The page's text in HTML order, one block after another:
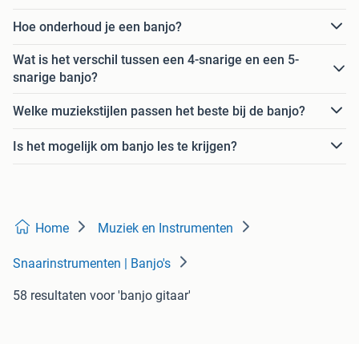
Hoe onderhoud je een banjo?
Wat is het verschil tussen een 4-snarige en een 5-
snarige banjo?
Welke muziekstijlen passen het beste bij de banjo?
Is het mogelijk om banjo les te krijgen?
Home Muziek en Instrumenten
Snaarinstrumenten | Banjo's
58 resultaten voor 'banjo gitaar'